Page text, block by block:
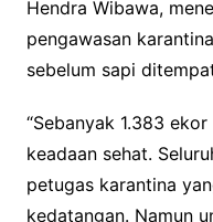
Hendra Wibawa,
pengawasan
sebelum sapi
“Sebanyak 1.383
keadaan sehat.
petugas karantina
kedatangan. Namun